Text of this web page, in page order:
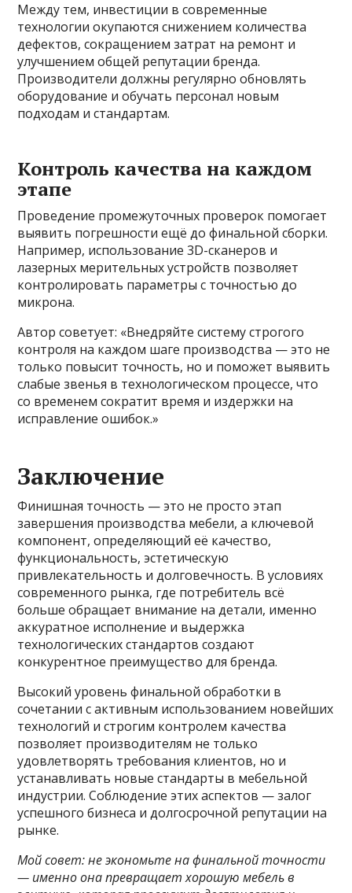
Между тем, инвестиции в современные
технологии окупаются снижением количества
дефектов, сокращением затрат на ремонт и
улучшением общей репутации бренда.
Производители должны регулярно обновлять
оборудование и обучать персонал новым
подходам и стандартам.
Контроль качества на каждом
этапе
Проведение промежуточных проверок помогает
выявить погрешности ещё до финальной сборки.
Например, использование 3D-сканеров и
лазерных мерительных устройств позволяет
контролировать параметры с точностью до
микрона.
Автор советует: «Внедряйте систему строгого
контроля на каждом шаге производства — это не
только повысит точность, но и поможет выявить
слабые звенья в технологическом процессе, что
со временем сократит время и издержки на
исправление ошибок.»
Заключение
Финишная точность — это не просто этап
завершения производства мебели, а ключевой
компонент, определяющий её качество,
функциональность, эстетическую
привлекательность и долговечность. В условиях
современного рынка, где потребитель всё
больше обращает внимание на детали, именно
аккуратное исполнение и выдержка
технологических стандартов создают
конкурентное преимущество для бренда.
Высокий уровень финальной обработки в
сочетании с активным использованием новейших
технологий и строгим контролем качества
позволяет производителям не только
удовлетворять требования клиентов, но и
устанавливать новые стандарты в мебельной
индустрии. Соблюдение этих аспектов — залог
успешного бизнеса и долгосрочной репутации на
рынке.
Мой совет: не экономьте на финальной точности
— именно она превращает хорошую мебель в